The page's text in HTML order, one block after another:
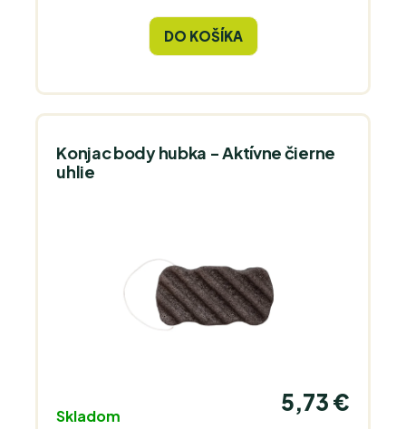
DO KOŠÍKA
Konjac body hubka - Aktívne čierne
uhlie
Skladom
5,73 €